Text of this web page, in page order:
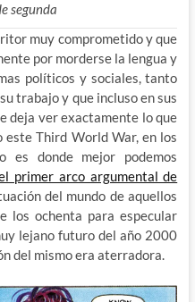
segunda
muy comprometido y que
por morderse la lengua y
políticos y sociales, tanto
trabajo y que incluso en sus
deja ver exactamente lo que
este Third World War, en los
es donde mejor podemos
primer arco argumental de
del mundo de aquellos
los ochenta para especular
lejano futuro del año 2000
del mismo era aterradora.